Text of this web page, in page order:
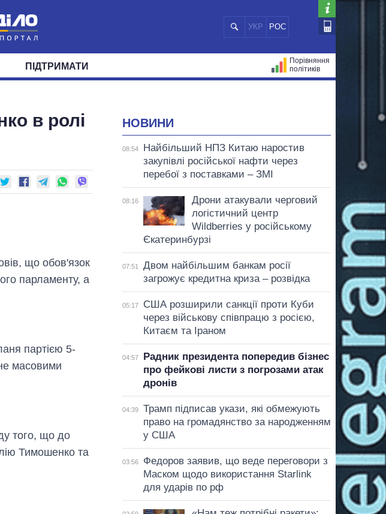
УКР РОС
СВІТ
ФРАКЦІЇ ОКРУГИ
ПІДТРИМАТИ
Порівняння
політиків
в ролі
що обов'язок
парламенту, а
партією 5-
масовими
того, що до
Тимошенко та
НОВИНИ
08:54
Найбільший НПЗ Китаю наростив
закупівлі російської нафти через
перебої з поставками – ЗМІ
08:16
Дрони атакували черговий
логістичний центр
Wildberries у російському
Єкатеринбурзі
07:51
Двом найбільшим банкам росії
загрожує кредитна криза – розвідка
05:17
США розширили санкції проти Куби
через військову співпрацю з росією,
Китаєм та Іраном
04:57
Радник президента попередив бізнес
про фейкові листи з погрозами атак
дронів
04:39
Трамп підписав укази, які обмежують
право на громадянство за народженням
у США
03:56
Федоров заявив, що веде переговори з
Маском щодо використання Starlink
для ударів по рф